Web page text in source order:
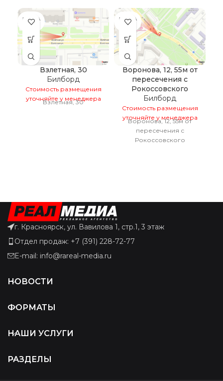
ПРОДА
НО
Взлетная, 30
Билборд
Стоимость размещения
уточняйте у менеджера
Взлетная, 30
ПРОДА
НО
Воронова, 12, 55м от
пересечения с
Рокоссовского
Билборд
Стоимость размещения
уточняйте у менеджера
Воронова, 12, 55м от
пересечения с
Рокоссовского
г. Красноярск, ул. Вавилова 1, стр.1, 3 этаж
Отдел продаж: +7 (391) 228-72-77
E-mail: info@rareal-media.ru
НОВОСТИ
ФОРМАТЫ
НАШИ УСЛУГИ
РАЗДЕЛЫ